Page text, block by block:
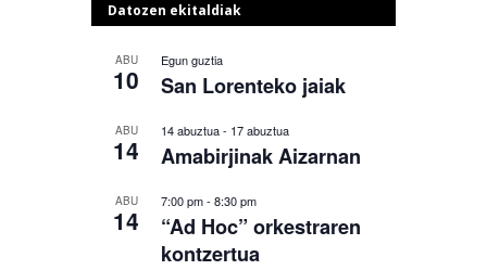
Datozen ekitaldiak
ABU
10
Egun guztia
San Lorenteko jaiak
ABU
14
14 abuztua- 17 abuztua
Amabirjinak Aizarnan
ABU
14
7:00 pm- 8:30 pm
“Ad Hoc” orkestraren
kontzertua